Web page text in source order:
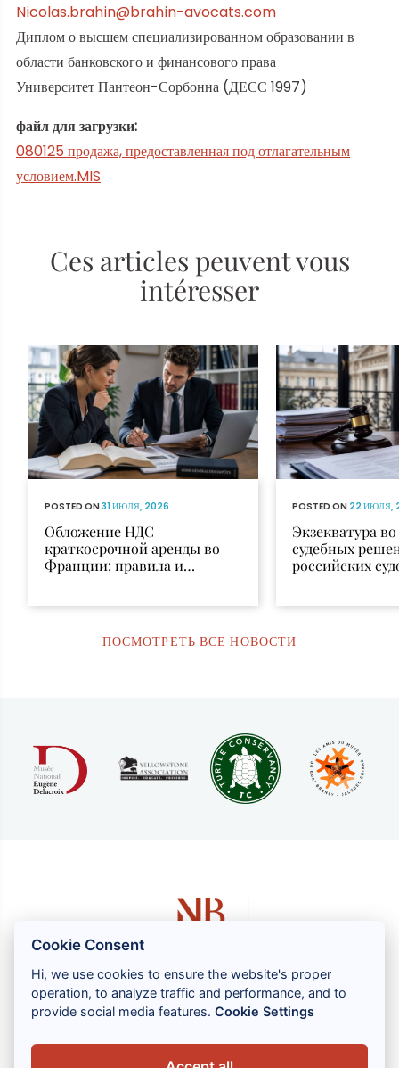
Nicolas.brahin@brahin-avocats.com
Диплом о высшем специализированном образовании в
области банковского и финансового права
Университет Пантеон-Сорбонна (ДЕСС 1997)
файл для загрузки:
080125 продажа, предоставленная под отлагательным
условием.MIS
Ces articles peuvent vous
intéresser
POSTED ON31 ИЮЛЯ, 2026
Обложение НДС
краткосрочной аренды во
Франции: правила и
POSTED ON 22 ИЮЛЯ,
Экзекватура
судебных
российских
ПОСМОТРЕТЬ ВСЕ НОВОСТИ
1 rue Louis GASSIN - 06300 NICE
Cookie Consent
Hi, we use cookies to ensure the website's proper
operation, to analyze traffic and performance, and to
provide social media features.Cookie Settings